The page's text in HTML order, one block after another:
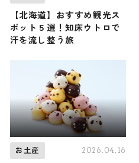
【北海道】おすすめ観光ス
ポット５選！知床ウトロで
汗を流し整う旅
お土産 2026.04.16